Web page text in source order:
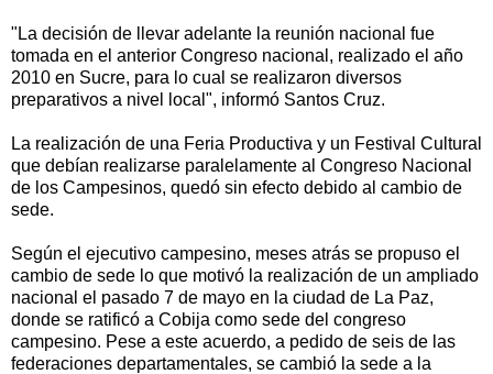
"La decisión de llevar adelante la reunión nacional fue
tomada en el anterior Congreso nacional, realizado el año
2010 en Sucre, para lo cual se realizaron diversos
preparativos a nivel local", informó Santos Cruz.
La realización de una Feria Productiva y un Festival Cultural
que debían realizarse paralelamente al Congreso Nacional
de los Campesinos, quedó sin efecto debido al cambio de
sede.
Según el ejecutivo campesino, meses atrás se propuso el
cambio de sede lo que motivó la realización de un ampliado
nacional el pasado 7 de mayo en la ciudad de La Paz,
donde se ratificó a Cobija como sede del congreso
campesino. Pese a este acuerdo, a pedido de seis de las
federaciones departamentales, se cambió la sede a la